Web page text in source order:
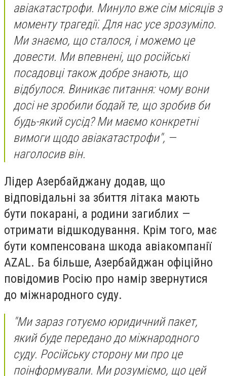
авіакатастрофи. Минуло вже сім місяців з
моменту трагедії. Для нас усе зрозуміло.
Ми знаємо, що сталося, і можемо це
довести. Ми впевнені, що російські
посадовці також добре знають, що
відбулося. Виникає питання: чому вони
досі не зробили бодай те, що зробив би
будь-який сусід? Ми маємо конкретні
вимоги щодо авіакатастрофи", —
наголосив він.
Лідер Азербайджану додав, що
відповідальні за збиття літака мають
бути покарані, а родини загиблих —
отримати відшкодування. Крім того, має
бути компенсована шкода авіакомпанії
AZAL. Ба більше, Азербайджан офіційно
повідомив Росію про намір звернутися
до міжнародного суду.
"Ми зараз готуємо юридичний пакет,
який буде передано до міжнародного
суду. Російську сторону ми про це
поінформували. Ми розуміємо, що цей